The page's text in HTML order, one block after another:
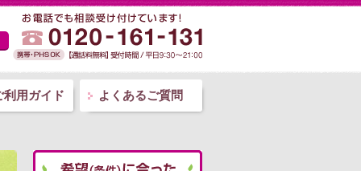
利用ガイド よくあるご質問